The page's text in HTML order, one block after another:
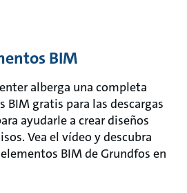
BIM
alberga una completa
BIM gratis para las descargas
ayudarle a crear diseños
Vea el vídeo y descubra
BIM de Grundfos en